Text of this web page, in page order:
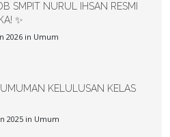
SMPIT NURUL IHSAN RESMI
✨
2026 in Umum
KELULUSAN KELAS
2025 in Umum